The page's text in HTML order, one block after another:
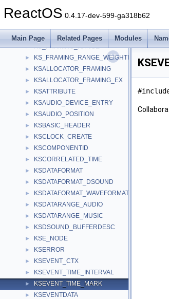
ReactOS 0.4.17-dev-599-ga318b62
Main Page Related Pages Modules
► KS_COMPRESSION
► KS_FRAMING_ITEM
► KS_FRAMING_RANGE
► KS_FRAMING_RANGE_WEIGHTED
► KSALLOCATOR_FRAMING
► KSALLOCATOR_FRAMING_EX
► KSATTRIBUTE
► KSAUDIO_DEVICE_ENTRY
► KSAUDIO_POSITION
► KSBASIC_HEADER
► KSCLOCK_CREATE
► KSCOMPONENTID
► KSCORRELATED_TIME
► KSDATAFORMAT
► KSDATAFORMAT_DSOUND
► KSDATAFORMAT_WAVEFORMATEX
► KSDATARANGE_AUDIO
► KSDATARANGE_MUSIC
► KSDSOUND_BUFFERDESC
► KSE_NODE
► KSERROR
► KSEVENT_CTX
► KSEVENT_TIME_INTERVAL
► KSEVENT_TIME_MARK
► KSEVENTDATA